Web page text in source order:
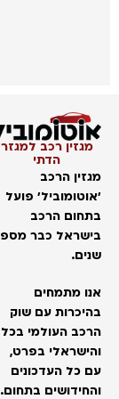
מגזין רכב למגזר
הדתי
מגזין הרכב
'אוטומוביל' פועל
בתחום הרכב
בישראל כבר מספר
שנים.
אנו מתמחים
בהיכרות עם שוק
הרכב העולמי בכלל
והישראלי בפרט,
עם כל העדכונים
והחידושים בתחום.